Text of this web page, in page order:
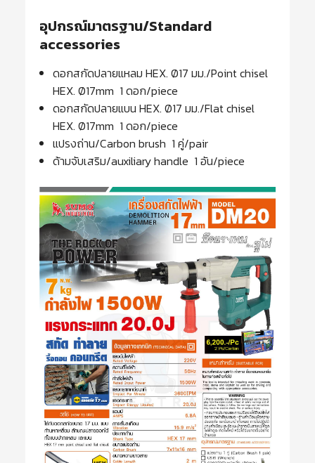
อุปกรณ์มาตรฐาน/Standard
accessories
ดอกสกัดปลายแหลม HEX. Ø17 มม./Point chisel
HEX. Ø17mm 1 ดอก/piece
ดอกสกัดปลายแบน HEX. Ø17 มม./Flat chisel
HEX. Ø17mm 1 ดอก/piece
แปรงถ่าน/Carbon brush 1 คู่/pair
ด้ามจับเสริม/auxiliary handle 1 อัน/piece